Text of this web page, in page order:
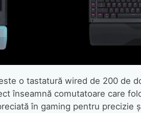
o tastatură wired de 200 de
înseamnă comutatoare care
în gaming pentru precizie